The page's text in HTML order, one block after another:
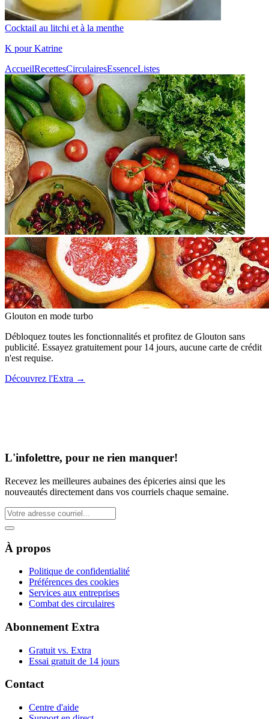
Cocktail au litchi et à la menthe
K pour Katrine
AccueilRecettesCirculairesEssenceListes
Glouton en mode turbo
Débloquez toutes les fonctionnalités et profitez de Glouton sans
publicité. Essayez gratuitement pour 14 jours, aucune carte de crédit
n'est requise.
Découvrez l'Extra →
L'infolettre, pour ne rien manquer!
Recevez les meilleures aubaines des épiceries ainsi que les
nouveautés directement dans vos courriels chaque semaine.
À propos
Politique de confidentialité
Préférences des cookies
Services aux entreprises
Combat des circulaires
Abonnement Extra
Gratuit vs. Extra
Essai gratuit de 14 jours
Contact
Centre d'aide